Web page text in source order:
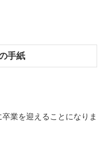
手紙
業を迎えることになりま